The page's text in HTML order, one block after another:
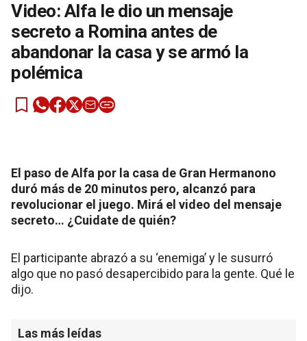
Video: Alfa le dio un mensaje
secreto a Romina antes de
abandonar la casa y se armó la
polémica
El paso de Alfa por la casa de Gran Hermanono
duró más de 20 minutos pero, alcanzó para
revolucionar el juego. Mirá el video del mensaje
secreto… ¿Cuidate de quién?
El participante abrazó a su ‘enemiga’ y le susurró
algo que no pasó desapercibido para la gente. Qué le
dijo.
Las más leídas